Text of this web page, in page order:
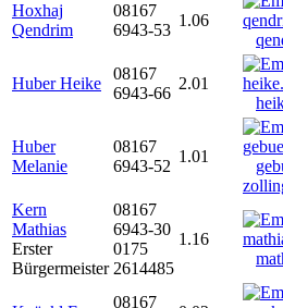
Hoxhaj
Qendrim
08167
6943-53
1.06
Huber Heike
08167
6943-66
2.01
Huber
Melanie
08167
6943-52
1.01
Kern
Mathias
Erster
Bürgermeister
08167
6943-30
0175
2614485
1.16
08167